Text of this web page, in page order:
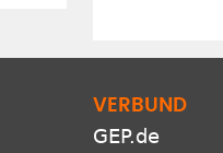
VERBUND
GEP.de